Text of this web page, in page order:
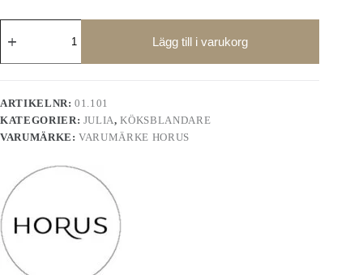
Julia
köksblandare
mängd
Lägg till i varukorg
ARTIKELNR:01.101
KATEGORIER: JULIA,KÖKSBLANDARE
VARUMÄRKE:VARUMÄRKE HORUS